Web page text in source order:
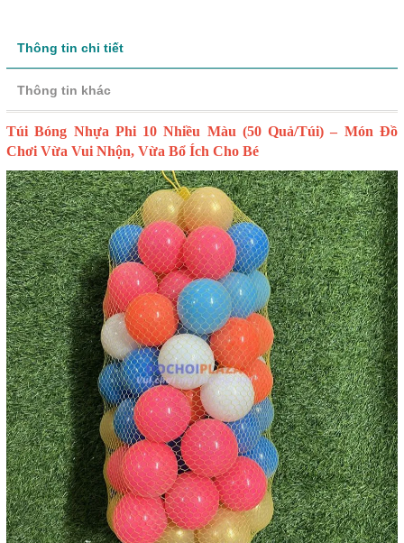
Thông tin chi tiết
Thông tin khác
Túi Bóng Nhựa Phi 10 Nhiều Màu (50 Quả/Túi) – Món Đồ
Chơi Vừa Vui Nhộn, Vừa Bổ Ích Cho Bé